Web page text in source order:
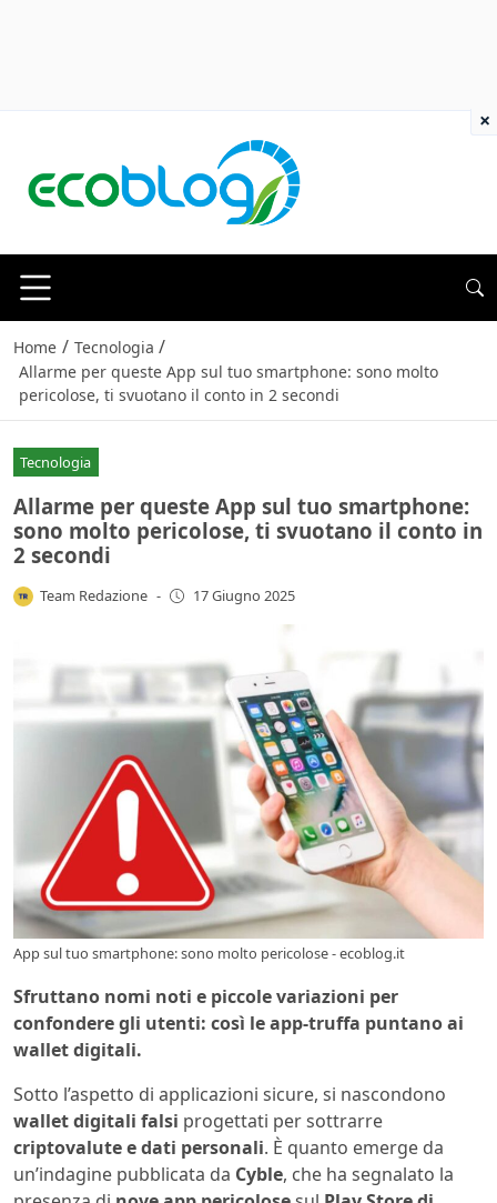
Home / Tecnologia /
Allarme per queste App sul tuo smartphone: sono molto
pericolose, ti svuotano il conto in 2 secondi
Tecnologia
Allarme per queste App sul tuo smartphone:
sono molto pericolose, ti svuotano il conto in
2 secondi
Team Redazione - 17 Giugno 2025
App sul tuo smartphone: sono molto pericolose - ecoblog.it
Sfruttano nomi noti e piccole variazioni per
confondere gli utenti: così le app-truffa puntano ai
wallet digitali.
Sotto l’aspetto di applicazioni sicure, si nascondono
wallet digitali falsi progettati per sottrarre
criptovalute e dati personali. È quanto emerge da
un’indagine pubblicata da Cyble, che ha segnalato la
×